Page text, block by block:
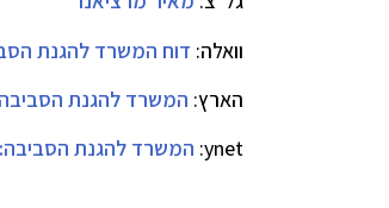
וואלה: דוח המשרד להגנת
הארץ: המשרד להגנת
ynet: המשרד להגנת הסביבה: